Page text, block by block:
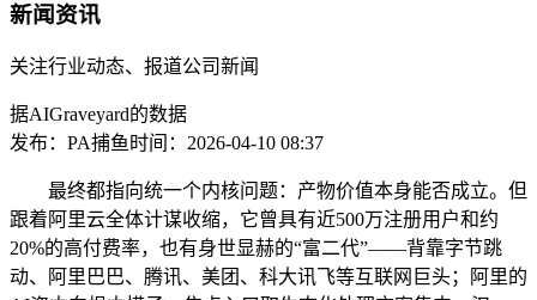
新闻资讯
关注行业动态、报道公司新闻
据AIGraveyard的数据
发布：PA捕鱼时间：2026-04-10 08:37
最终都指向统一个内核问题：产物价值本身能否成立。但
跟着阿里云全体计谋收缩，它曾具有近500万注册用户和约
20%的高付费率，也有身世显赫的“富二代”——背靠字节跳
动、阿里巴巴、腾讯、美团、科大讯飞等互联网巨头；阿里的